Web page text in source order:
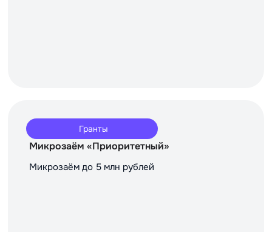
Гранты
Микрозаём «Приоритетный»
Микрозаём до 5 млн рублей